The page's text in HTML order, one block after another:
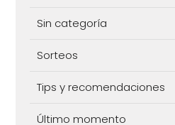
Sin categoría
Sorteos
Tips y recomendaciones
Último momento